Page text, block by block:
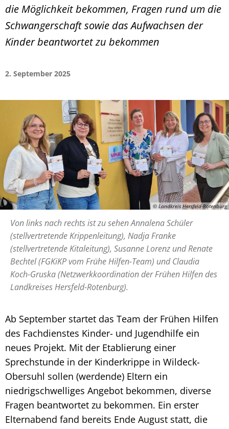
die Möglichkeit bekommen, Fragen rund um die
Schwangerschaft sowie das Aufwachsen der
Kinder beantwortet zu bekommen
2. September 2025
© Landkreis Hersfeld-Rotenburg
Von links nach rechts ist zu sehen Annalena Schüler
(stellvertretende Krippenleitung), Nadja Franke
(stellvertretende Kitaleitung), Susanne Lorenz und Renate
Bechtel (FGKiKP vom Frühe Hilfen-Team) und Claudia
Koch-Gruska (Netzwerkkoordination der Frühen Hilfen des
Landkreises Hersfeld-Rotenburg).
Ab September startet das Team der Frühen Hilfen
des Fachdienstes Kinder- und Jugendhilfe ein
neues Projekt. Mit der Etablierung einer
Sprechstunde in der Kinderkrippe in Wildeck-
Obersuhl sollen (werdende) Eltern ein
niedrigschwelliges Angebot bekommen, diverse
Fragen beantwortet zu bekommen. Ein erster
Elternabend fand bereits Ende August statt, die